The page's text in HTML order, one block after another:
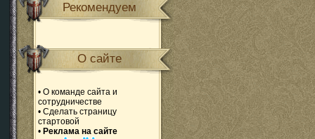
Рекомендуем
О сайте
• О команде сайта и
сотрудничестве
• Сделать страницу
стартовой
• Реклама на сайте